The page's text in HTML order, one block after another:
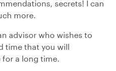
secrets! I can
more.
advisor who wishes to
time that you will
a long time.